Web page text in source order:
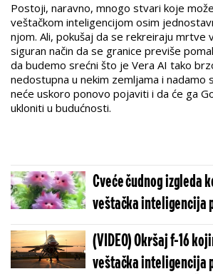
Postoji, naravno, mnogo stvari koje
veštačkom inteligencijom osim
njom. Ali, pokušaj da se rekreiraju mrtve
siguran način da se granice previše
da budemo srećni što je Vera AI tako
nedostupna u nekim zemljama i nadamo
neće uskoro ponovo pojaviti i da će ga
ukloniti u budućnosti.
Cveće čudnog izgleda
veštačka inteligencija
prodaju! Na bizarnu
mnogo ljudi
(VIDEO) Okršaj f-16
veštačka inteligencija